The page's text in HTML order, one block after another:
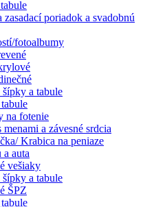
zasadací poriadok a svadobnú
fotoalbumy
šípky a tabule
na fotenie
menami a závesné srdcia
Krabica na peniaze
auta
vešiaky
šípky a tabule
ŠPZ